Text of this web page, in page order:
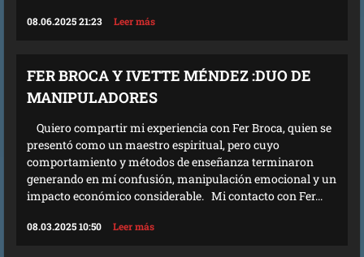
08.06.2025 21:23 Leer más
FER BROCA Y IVETTE MÉNDEZ :DUO DE
MANIPULADORES
Quiero compartir mi experiencia con Fer Broca, quien se
presentó como un maestro espiritual, pero cuyo
comportamiento y métodos de enseñanza terminaron
generando en mí confusión, manipulación emocional y un
impacto económico considerable. Mi contacto con Fer...
08.03.2025 10:50 Leer más